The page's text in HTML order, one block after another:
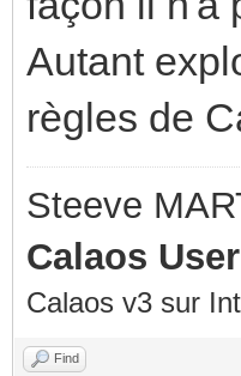
Autant
règles de
Steeve
Calaos User
Calaos v3 sur
Find